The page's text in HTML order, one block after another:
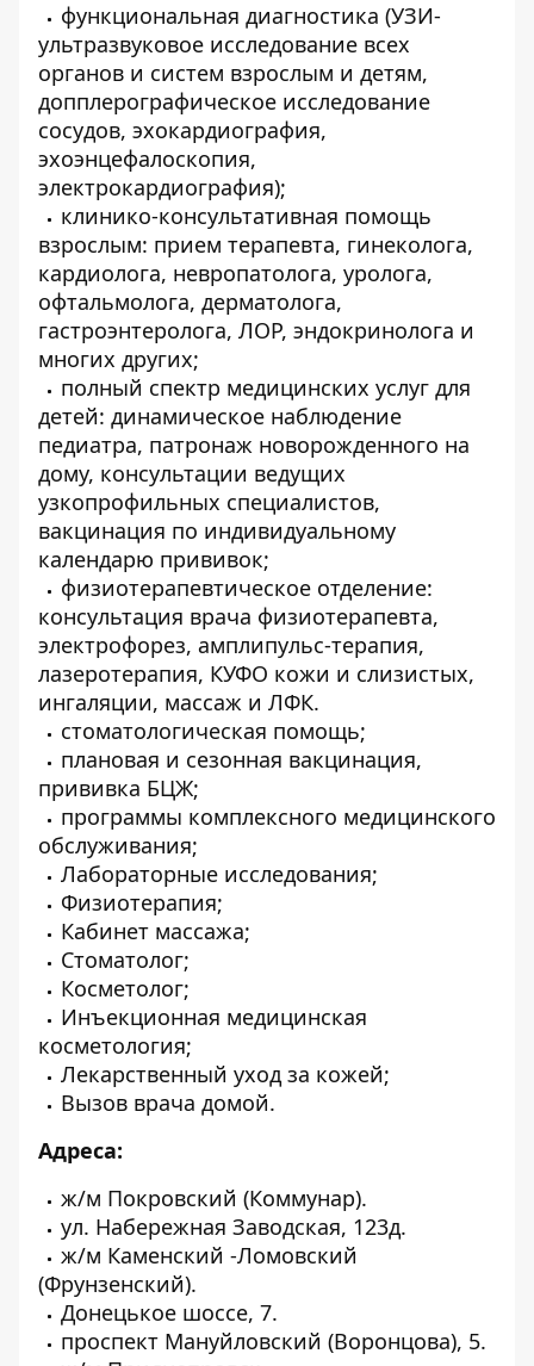
функциональная диагностика (УЗИ-
ультразвуковое исследование всех
органов и систем взрослым и детям,
допплерографическое исследование
сосудов, эхокардиография,
эхоэнцефалоскопия,
электрокардиография);
клинико-консультативная помощь
взрослым: прием терапевта, гинеколога,
кардиолога, невропатолога, уролога,
офтальмолога, дерматолога,
гастроэнтеролога, ЛОР, эндокринолога и
многих других;
полный спектр медицинских услуг для
детей: динамическое наблюдение
педиатра, патронаж новорожденного на
дому, консультации ведущих
узкопрофильных специалистов,
вакцинация по индивидуальному
календарю прививок;
физиотерапевтическое отделение:
консультация врача физиотерапевта,
электрофорез, амплипульс-терапия,
лазеротерапия, КУФО кожи и слизистых,
ингаляции, массаж и ЛФК.
стоматологическая помощь;
плановая и сезонная вакцинация,
прививка БЦЖ;
программы комплексного медицинского
обслуживания;
Лабораторные исследования;
Физиотерапия;
Кабинет массажа;
Стоматолог;
Косметолог;
Инъекционная медицинская
косметология;
Лекарственный уход за кожей;
Вызов врача домой.
Адреса:
ж/м Покровский (Коммунар).
ул. Набережная Заводская, 123д.
ж/м Каменский -Ломовский
(Фрунзенский).
Донецькое шоссе, 7.
проспект Мануйловский (Воронцова), 5.